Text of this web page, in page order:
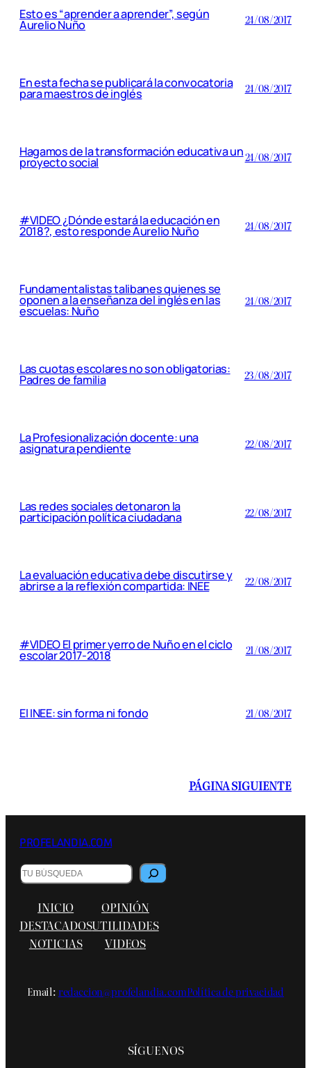
Esto es “aprender a aprender”, según
Aurelio Nuño 24/08/2017
En esta fecha se publicará la convocatoria
para maestros de inglés 24/08/2017
Hagamos de la transformación educativa un
proyecto social 24/08/2017
#VIDEO ¿Dónde estará la educación en
2018?, esto responde Aurelio Nuño 24/08/2017
Fundamentalistas talibanes quienes se
oponen a la enseñanza del inglés en las
escuelas: Nuño
24/08/2017
Las cuotas escolares no son obligatorias:
Padres de familia 23/08/2017
La Profesionalización docente: una
asignatura pendiente 22/08/2017
Las redes sociales detonaron la
participación política ciudadana 22/08/2017
La evaluación educativa debe discutirse y
abrirse a la reflexión compartida: INEE 22/08/2017
#VIDEO El primer yerro de Nuño en el ciclo
escolar 2017-2018 21/08/2017
El INEE: sin forma ni fondo 21/08/2017
PÁGINA SIGUIENTE
PROFELANDIA.COM
Buscar
INICIO
DESTACADOS
NOTICIAS
OPINIÓN
UTILIDADES
VIDEOS
Email:redaccion@profelandia.comPolítica de privacidad
SÍGUENOS